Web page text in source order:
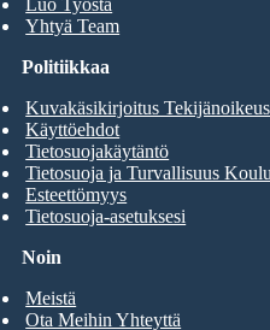
Yhtyä Team
Noin
Meistä
Ota Meihin Yhteyttä
Politiikkaa
Kuvakäsikirjoitus
Käyttöehdot
Tietosuojakäytäntö
Tietosuoja ja Turvallisuus
Esteettömyys
Tietosuoja-asetuksesi